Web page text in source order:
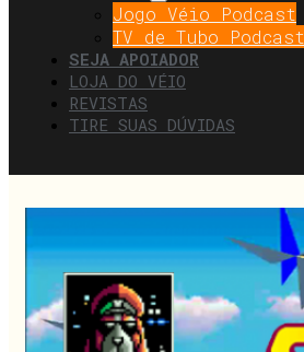
Jogo Véio Podcast
TV de Tubo Podcast
SEJA APOIADOR
LOJA DO VÉIO
REVISTAS
TIRE SUAS DÚVIDAS